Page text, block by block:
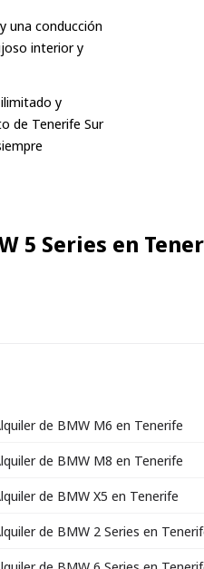
una conducción
interior y
y
de Tenerife Sur
5 Series en
de BMW M6 en Tenerife
de BMW M8 en Tenerife
de BMW X5 en Tenerife
de BMW 2 Series en